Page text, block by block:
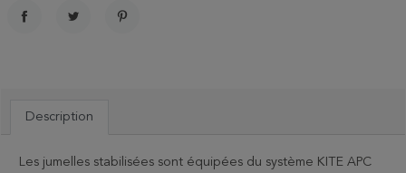
Description
Les jumelles stabilisées sont équipées du système KITE APC